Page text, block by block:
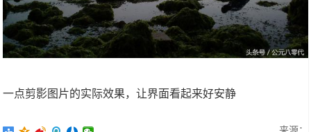
一点剪影图片的实际效果，让界面看起来好安静